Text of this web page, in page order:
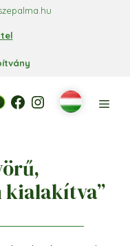
Facebook
Instagram
kialakítva”